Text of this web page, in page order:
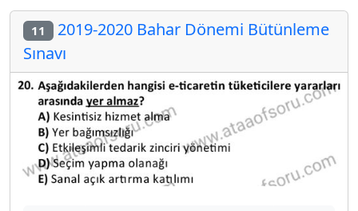
11 2019-2020 Bahar Dönemi Bütünleme
Sınavı